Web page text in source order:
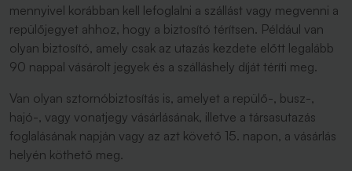
mennyivel korábban kell lefoglalni a szállást vagy megvenni a
repülőjegyet ahhoz, hogy a biztosító térítsen. Például van
olyan biztosító, amely csak az utazás kezdete előtt legalább
90 nappal vásárolt jegyek és a szálláshely díját téríti meg.
Van olyan sztornóbiztosítás is, amelyet a repülő-, busz-,
hajó-, vagy vonatjegy vásárlásának, illetve a társasutazás
foglalásának napján vagy az azt követő 15. napon, a vásárlás
helyén köthető meg.